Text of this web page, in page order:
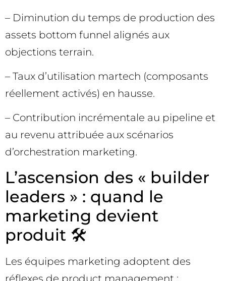
– Diminution du temps de production des
assets bottom funnel alignés aux
objections terrain.
– Taux d’utilisation martech (composants
réellement activés) en hausse.
– Contribution incrémentale au pipeline et
au revenu attribuée aux scénarios
d’orchestration marketing.
L’ascension des « builder
leaders » : quand le
marketing devient
produit 🛠️
Les équipes marketing adoptent des
réflexes de product management :